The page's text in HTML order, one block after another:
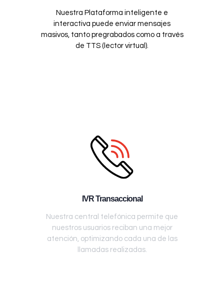
Nuestra Plataforma inteligente e
interactiva puede enviar mensajes
masivos, tanto pregrabados como a través
de TTS (lector virtual).
IVR Transaccional
Nuestra central telefónica permite que
nuestros usuarios reciban una mejor
atención, optimizando cada una de las
llamadas realizadas.